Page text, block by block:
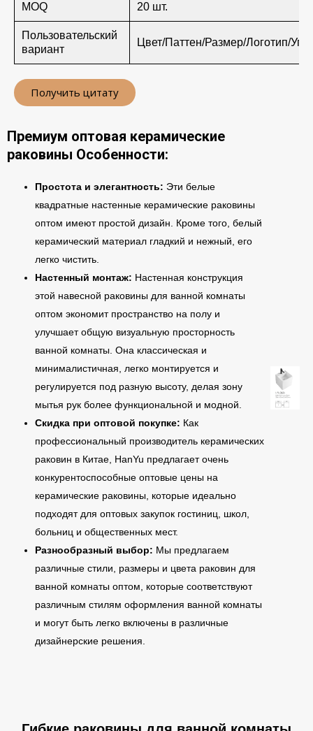
MOQ 20 шт.
Пользовательский
вариант
Цвет/Паттен/Размер/Логотип/
Получить цитату
Премиум оптовая керамические
раковины Особенности:
Простота и элегантность: Эти белые
квадратные настенные керамические раковины
оптом имеют простой дизайн. Кроме того, белый
керамический материал гладкий и нежный, его
легко чистить.
Настенный монтаж: Настенная конструкция
этой навесной раковины для ванной комнаты
оптом экономит пространство на полу и
улучшает общую визуальную просторность
ванной комнаты. Она классическая и
минималистичная, легко монтируется и
регулируется под разную высоту, делая зону
мытья рук более функциональной и модной.
Скидка при оптовой покупке: Как
профессиональный производитель керамических
раковин в Китае, HanYu предлагает очень
конкурентоспособные оптовые цены на
керамические раковины, которые идеально
подходят для оптовых закупок гостиниц, школ,
больниц и общественных мест.
Разнообразный выбор: Мы предлагаем
различные стили, размеры и цвета раковин для
ванной комнаты оптом, которые соответствуют
различным стилям оформления ванной комнаты
и могут быть легко включены в различные
дизайнерские решения.